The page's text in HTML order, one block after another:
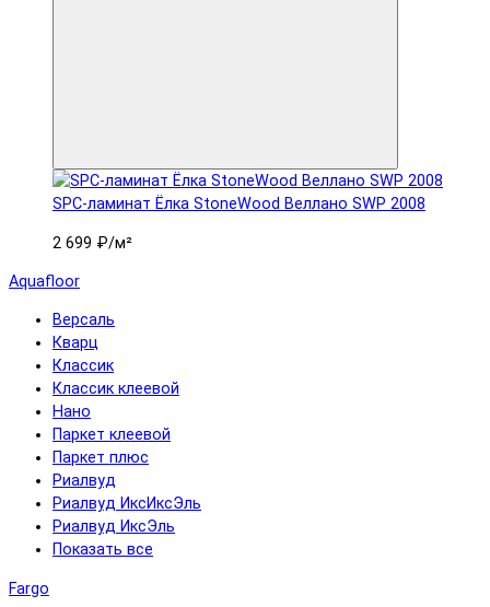
SPC-ламинат Ëлка StoneWood Веллано SWP 2008
2 699 ₽/м²
Aquafloor
Версаль
Кварц
Классик
Классик клеевой
Нано
Паркет клеевой
Паркет плюс
Риалвуд
Риалвуд ИксИксЭль
Риалвуд ИксЭль
Показать все
Fargo